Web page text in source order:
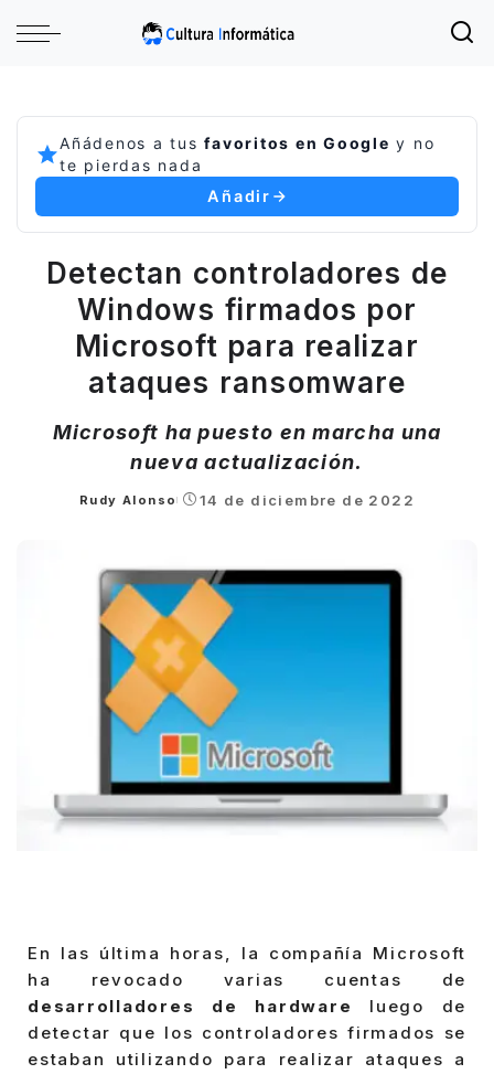
Añádenos a tusfavoritos en Google y no
te pierdas nada
Añadir
Detectan controladores de
Windows firmados por
Microsoft para realizar
ataques ransomware
Microsoft ha puesto en marcha una
nueva actualización.
Posted
Rudy Alonso 14 de diciembre de 2022
En las última horas, la compañía Microsoft
ha revocado varias cuentas de
desarrolladores de hardware
luego de
detectar que los controladores firmados se
estaban utilizando para realizar ataques a